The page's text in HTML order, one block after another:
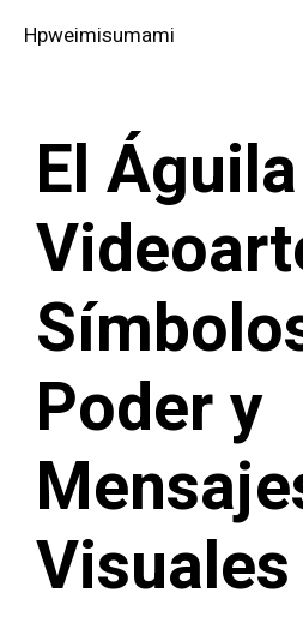
Hpweimisumami
El
Poder y
Visuales